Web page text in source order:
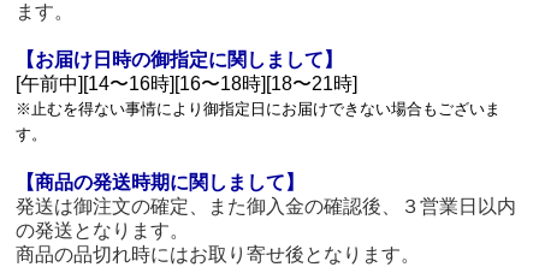
ます。
【お届け日時の御指定に関しまして】
[午前中][14〜16時][16〜18時][18〜21時]
※止むを得ない事情により御指定日にお届けできない場合もございま
す。
【商品の発送時期に関しまして】
発送は御注文の確定、また御入金の確認後、３営業日以内
の発送となります。
商品の品切れ時にはお取り寄せ後となります。